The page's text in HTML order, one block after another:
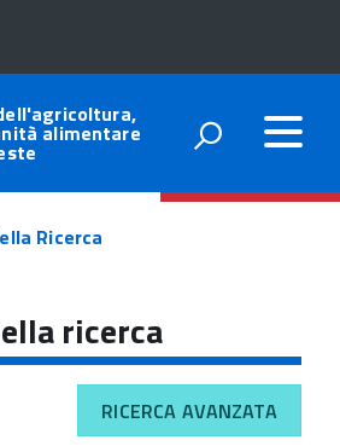
alimentare
Ricerca
ricerca
RICERCA AVANZATA